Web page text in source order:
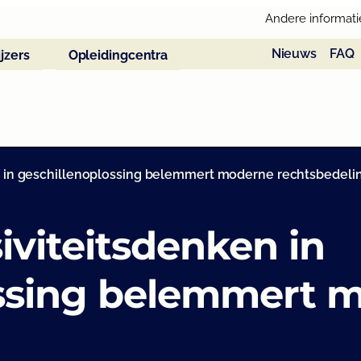
Andere
Opleidingcentra Nieuws FAQ
in geschillenoplossing belemmert moderne
in
belemmert